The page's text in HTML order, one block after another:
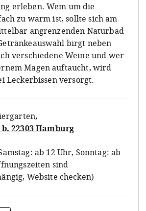
erleben. Wem um die
zu warm ist, sollte sich am
angrenzenden Naturbad
birgt neben
verschiedene Weine und wer
Magen auftaucht, wird
Leckerbissen versorgt.
,
22303 Hamburg
ab 12 Uhr, Sonntag: ab
sind
Website checken)